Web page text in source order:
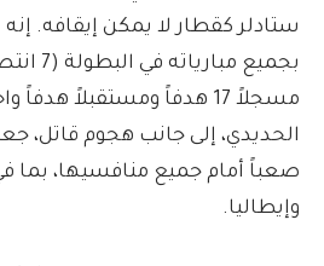
ستادلر كقطار لا يمكن إيقافه. إنه
بجميع
مسجلاً 17 هدفاً ومستقبلاً
الحديدي، إلى جانب هجوم قاتل،
صعباً أمام جميع منافسيها، بما
وإيطاليا.